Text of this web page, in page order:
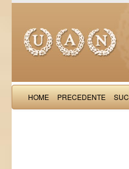
HOME PRECEDENTE